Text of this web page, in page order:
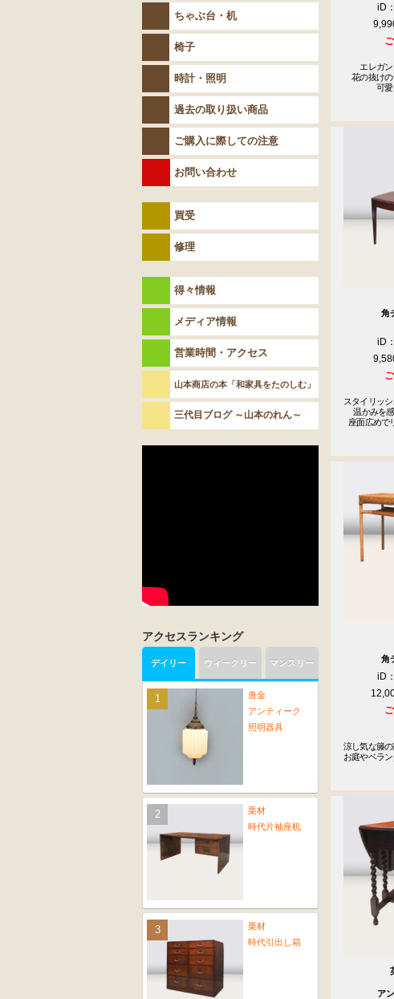
iD
エレガン
花の抜けの
可愛ら
角
iD
スタイリッ
  温かみを感じる色味
座面広めで
角
iD
涼し気な籐
お庭やベラ
ア
ちゃぶ台・机
椅子
時計・照明
過去の取り扱い商品
ご購入に際しての注意
お問い合わせ
買受
修理
得々情報
メディア情報
営業時間・アクセス
山本商店の本「和家具をたのしむ」
三代目ブログ ～山本のれん～
アクセスランキング
デイリー
唐金
アンティーク
照明器具
栗材
時代片袖座机
栗材
時代引出し箱
ウィークリー マンスリー